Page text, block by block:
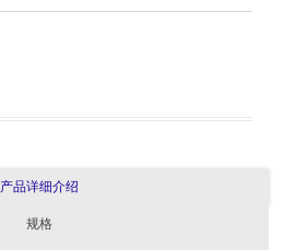
产品详细介绍
规格